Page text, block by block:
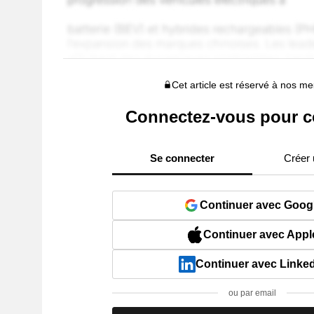
Cet article est réservé à nos
Connectez-vous pour
Se connecter Créer
Continuer avec
Continuer avec
Continuer avec
ou par email